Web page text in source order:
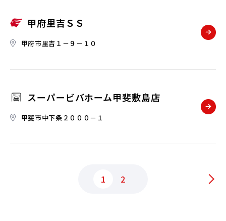
甲府里吉ＳＳ
甲府市里吉１－９－１０
スーパービバホーム甲斐敷島店
甲斐市中下条２０００－１
1 2